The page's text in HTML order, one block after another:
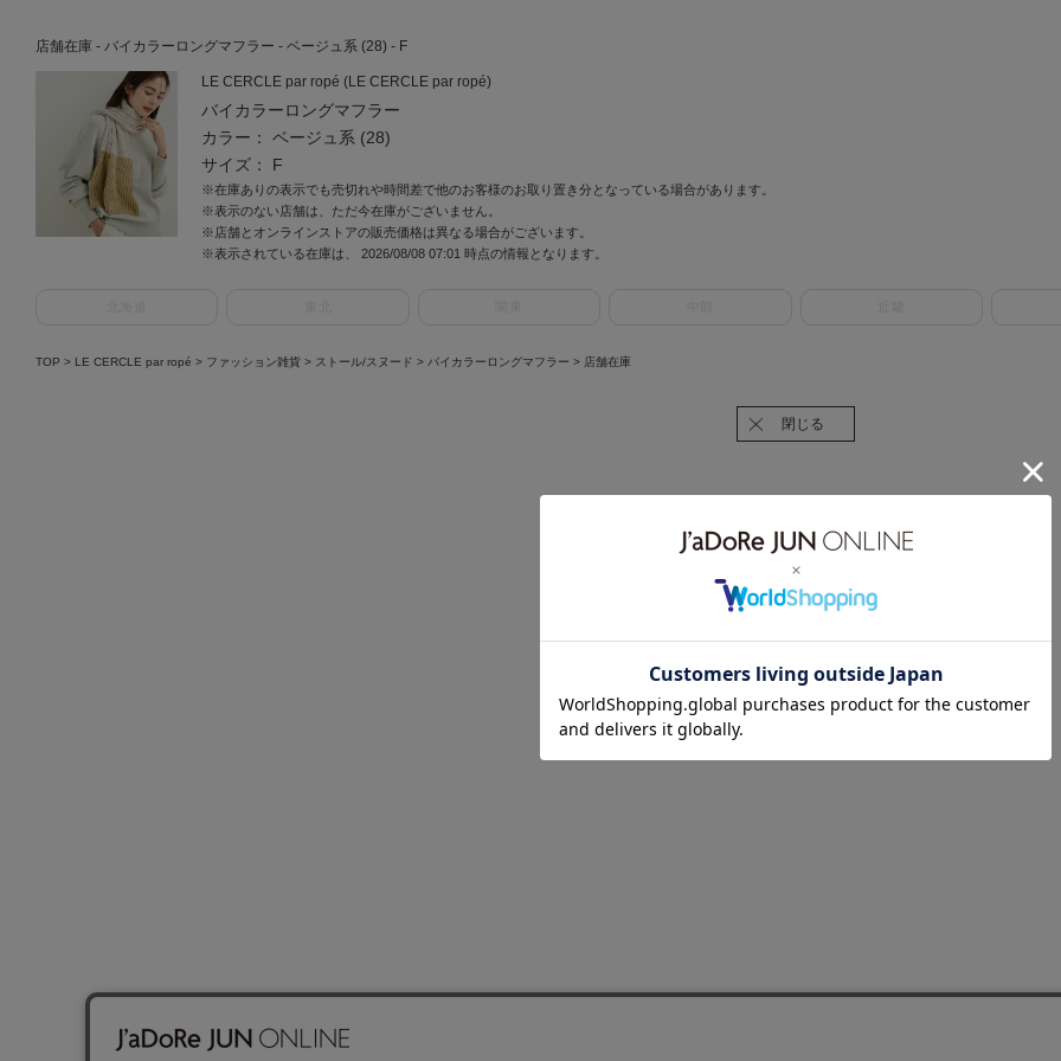
店舗在庫 - バイカラーロングマフラー - ベージュ系 (28) - F
LE CERCLE par ropé (LE CERCLE par ropé)
バイカラーロングマフラー
カラー： ベージュ系 (28)
サイズ： F
※在庫ありの表示でも売切れや時間差で他のお客様のお取り置き分となっている場合があります。
※表示のない店舗は、ただ今在庫がございません。
※店舗とオンラインストアの販売価格は異なる場合がございます。
※表示されている在庫は、 2026/08/08 07:01 時点の情報となります。
TOP > LE CERCLE par ropé > ファッション雑貨 > ストール/スヌード > バイカラーロングマフラー > 店舗在庫
閉じる